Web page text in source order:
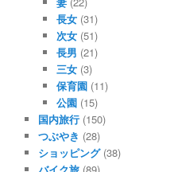
長女(31)
次女(51)
長男 (21)
三女(3)
保育園(11)
公園(15)
国内旅行 (150)
つぶやき (28)
ショッピング(38)
バイク旅 (89)